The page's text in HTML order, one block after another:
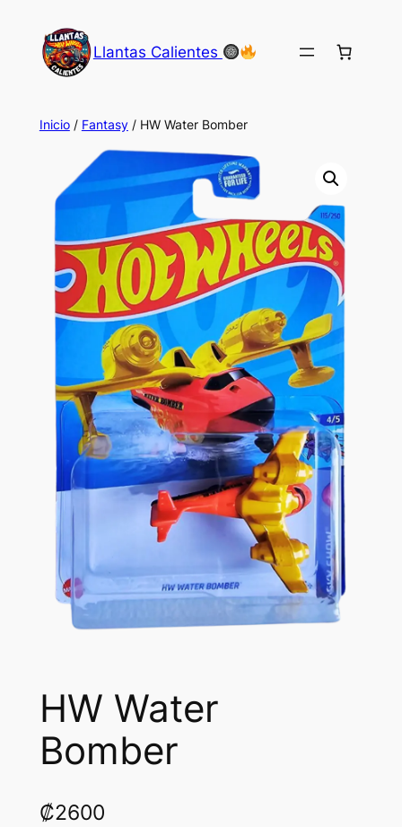
contenido
Llantas Calientes
Inicio/ Fantasy/ HW Water Bomber
HW Water
Bomber
₡2600